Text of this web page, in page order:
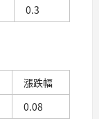
0.3
漲跌幅
0.08